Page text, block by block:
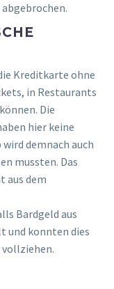
Kreditkarte ohne
in Restaurants
Die
hier keine
demnach auch
mussten. Das
aus dem
Bardgeld aus
und konnten dies